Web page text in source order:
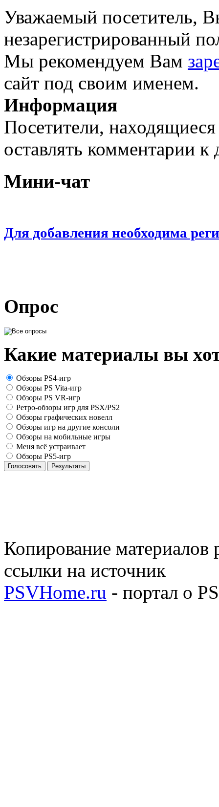
Уважаемый посетитель,
незарегистрированный
Мы рекомендуем Вам
сайт под своим именем.
Информация
Посетители,
оставлять комментарии
Мини-чат
Для добавления необходима
Опрос
Какие материалы вы
Обзоры PS4-игр
Обзоры PS Vita-игр
Обзоры PS VR-игр
Ретро-обзоры игр для PSX/PS2
Обзоры графических новелл
Обзоры игр на другие консоли
Обзоры на мобильные игры
Меня всё устраивает
Обзоры PS5-игр
Голосовать Результаты
Копирование материалов
ссылки на источник
PSVHome.ru - портал о